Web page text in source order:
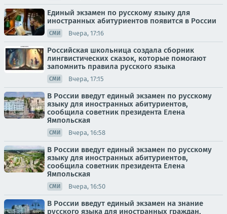
Единый экзамен по русскому языку для
иностранных абитуриентов появится в России
СМИ Вчера, 17:16
Российская школьница создала сборник
лингвистических сказок, которые помогают
запомнить правила русского языка
СМИ Вчера, 17:15
В России введут единый экзамен по русскому
языку для иностранных абитуриентов,
сообщила советник президента Елена
Ямпольская
СМИ Вчера, 16:58
В России введут единый экзамен по русскому
языку для иностранных абитуриентов,
сообщила советник президента Елена
Ямпольская
СМИ Вчера, 16:50
В России введут единый экзамен на знание
русского языка для иностранных граждан,